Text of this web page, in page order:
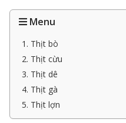
Menu
1. Thịt bò
2. Thịt cừu
3. Thịt dê
4. Thịt gà
5. Thịt lợn